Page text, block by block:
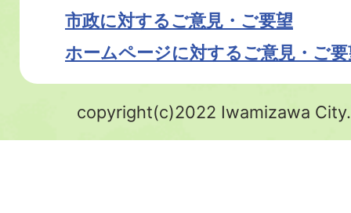
市政に対するご意見・ご要望
ホームページに対するご意見・ご
copyright(c)2022 Iwamizawa